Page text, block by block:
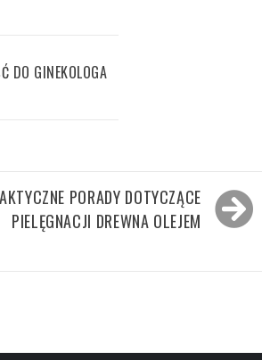
DO GINEKOLOGA
PORADY DOTYCZĄCE
PIELĘGNACJI DREWNA OLEJEM